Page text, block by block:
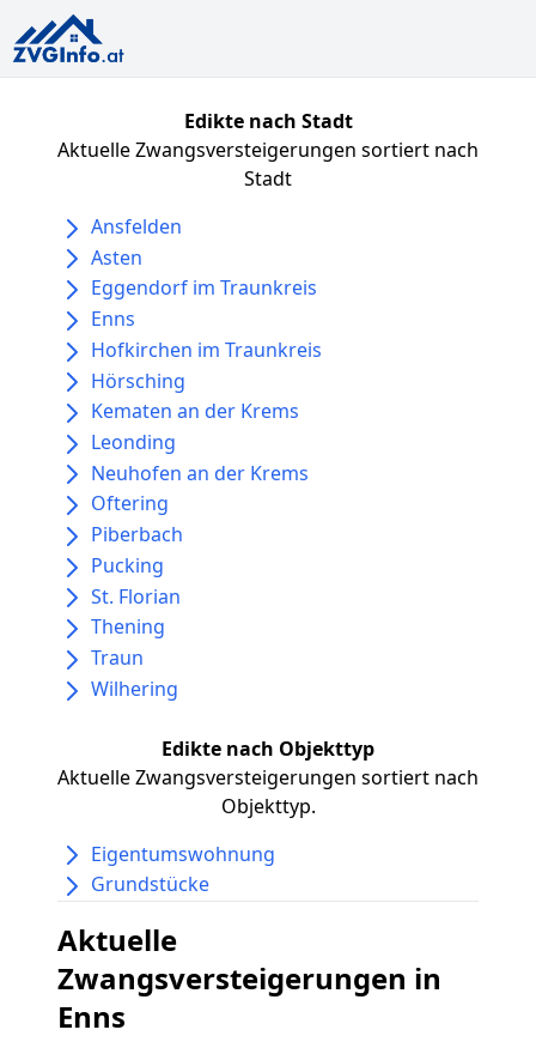
Edikte nach Stadt
Aktuelle Zwangsversteigerungen sortiert nach
Stadt
Ansfelden
Asten
Eggendorf im Traunkreis
Enns
Hofkirchen im Traunkreis
Hörsching
Kematen an der Krems
Leonding
Neuhofen an der Krems
Oftering
Piberbach
Pucking
St. Florian
Thening
Traun
Wilhering
Edikte nach Objekttyp
Aktuelle Zwangsversteigerungen sortiert nach
Objekttyp.
Eigentumswohnung
Grundstücke
Aktuelle
Zwangsversteigerungen in
Enns